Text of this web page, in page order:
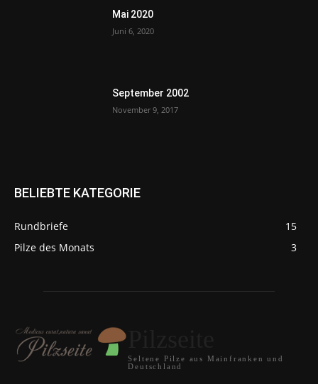
Mai 2020
Juni 6, 2020
September 2002
November 9, 2017
BELIEBTE KATEGORIE
Rundbriefe
15
Pilze des Monats
3
Seltene Pilze aus Mainfranken und
Deutschland